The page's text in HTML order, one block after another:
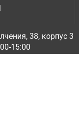
38, корпус 3
15:00